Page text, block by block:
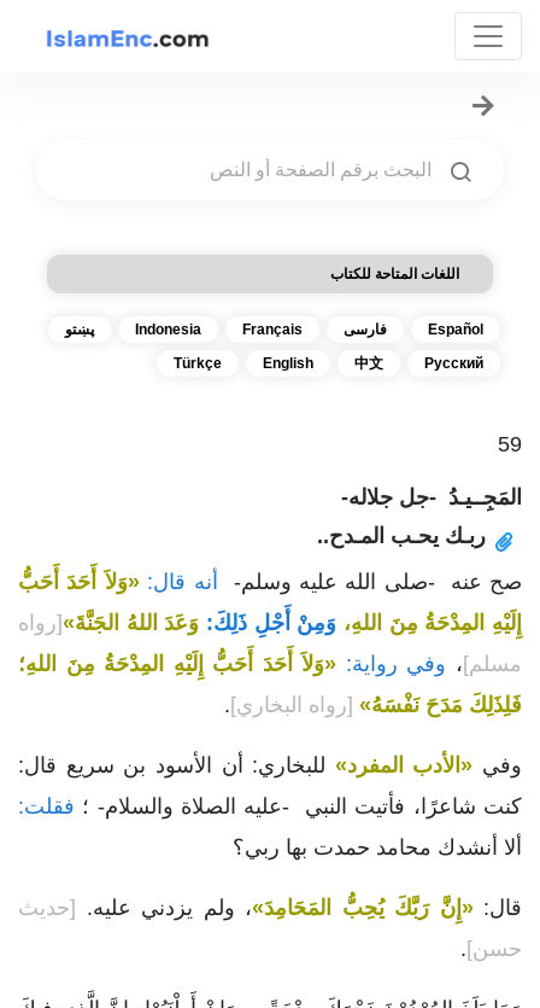
اللغات المتاحة للكتاب
Español فارسی Français
Indonesia
پښتو
Русский
中文
English
Türkçe
59
المَجِــيـدُ -جل جلاله-
ربـك يحـب المـدح..
صح عنه -صلى الله عليه وسلم- أنه قال: «وَلاَ أَحَدَ أَحَبُّ
إِلَيْهِ المِدْحَةُ مِنَ اللهِ، وَمِنْ أَجْلِ ذَلِكَ: وَعَدَ اللهُ الجَنَّةَ»[رواه
مسلم] ، وفي رواية: «وَلاَ أَحَدَ أَحَبُّ إِلَيْهِ المِدْحَةُ مِنَ اللهِ؛
فَلِذَلِكَ مَدَحَ نَفْسَهُ» [رواه البخاري] .
وفي «الأدب المفرد» للبخاري: أن الأسود بن سريع قال:
كنت شاعرًا، فأتيت النبي -عليه الصلاة والسلام- ؛ فقلت:
ألا أنشدك محامد حمدت بها ربي؟
قال:«إِنَّ رَبَّكَ يُحِبُّ المَحَامِدَ»، ولم يزدني عليه.
[حديث
حسن] .